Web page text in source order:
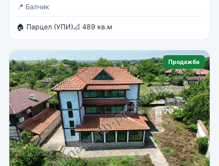
📍 Балчик
🏠 Парцел (УПИ)📐 489 кв.м
Продажба